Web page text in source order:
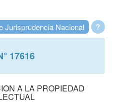
?
Jurisprudencia Nacional
17616
A LA PROPIEDAD